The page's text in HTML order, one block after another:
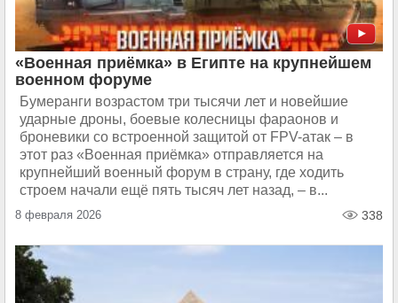
«Военная приёмка» в Египте на крупнейшем
военном форуме
Бумеранги возрастом три тысячи лет и новейшие
ударные дроны, боевые колесницы фараонов и
броневики со встроенной защитой от FPV-атак – в
этот раз «Военная приёмка» отправляется на
крупнейший военный форум в страну, где ходить
строем начали ещё пять тысяч лет назад, – в...
8 февраля 2026 338